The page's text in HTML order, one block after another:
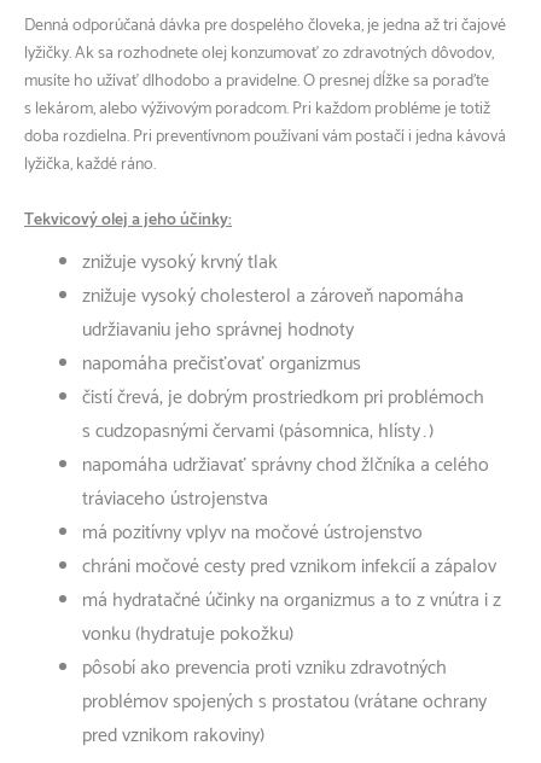
Denná odporúčaná dávka pre dospelého človeka, je jedna až tri čajové
lyžičky. Ak sa rozhodnete olej konzumovať zo zdravotných dôvodov,
musíte ho užívať dlhodobo a pravidelne. O presnej dĺžke sa poraďte
s lekárom, alebo výživovým poradcom. Pri každom probléme je totiž
doba rozdielna. Pri preventívnom používaní vám postačí i jedna kávová
lyžička, každé ráno.
Tekvicový olej a jeho účinky:
znižuje vysoký krvný tlak
znižuje vysoký cholesterol a zároveň napomáha
udržiavaniu jeho správnej hodnoty
napomáha prečisťovať organizmus
čistí črevá, je dobrým prostriedkom pri problémoch
s cudzopasnými červami (pásomnica, hlísty…)
napomáha udržiavať správny chod žlčníka a celého
tráviaceho ústrojenstva
má pozitívny vplyv na močové ústrojenstvo
chráni močové cesty pred vznikom infekcií a zápalov
má hydratačné účinky na organizmus a to z vnútra i z
vonku (hydratuje pokožku)
pôsobí ako prevencia proti vzniku zdravotných
problémov spojených s prostatou (vrátane ochrany
pred vznikom rakoviny)